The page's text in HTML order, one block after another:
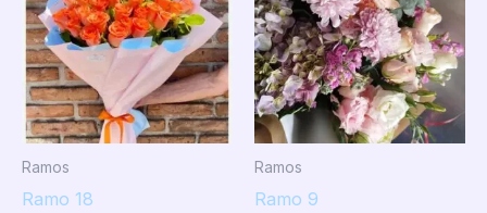
Ramos
Ramo 18
Ramos
Ramo 9